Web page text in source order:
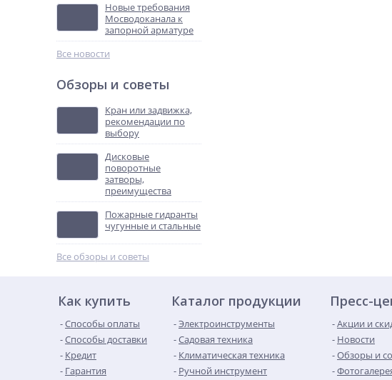
Новые требования
Мосводоканала к
запорной арматуре
Все новости
Обзоры и советы
Кран или задвижка,
рекомендации по
выбору
Дисковые
поворотные
затворы,
преимущества
Пожарные гидранты
чугунные и стальные
Все обзоры и советы
Как купить
Способы оплаты
Способы доставки
Кредит
Гарантия
Каталог продукции
Электроинструменты
Садовая техника
Климатическая техника
Ручной инструмент
Пресс-
Акции и
Новости
Обзоры и